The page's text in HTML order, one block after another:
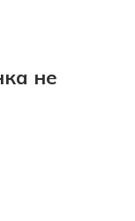
не